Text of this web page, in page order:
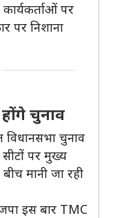
पर
पर निशाना
चुनाव
चुनाव
पर मुख्य
मानी जा रही
इस बार TMC